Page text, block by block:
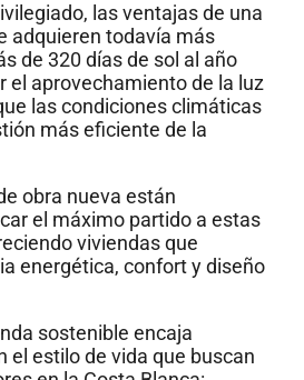
las ventajas de una
adquieren todavía más
de 320 días de sol al año
el aprovechamiento de la luz
las condiciones climáticas
más eficiente de la
obra nueva están
el máximo partido a estas
viviendas que
energética, confort y diseño
sostenible encaja
el estilo de vida que buscan